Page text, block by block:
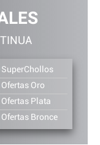
SuperChollos
Ofertas Oro
Ofertas Plata
Ofertas Bronce